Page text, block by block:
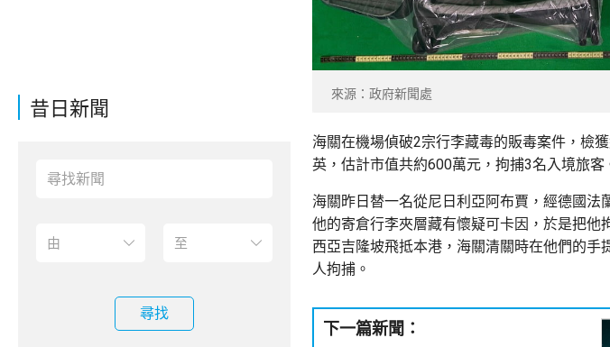
昔日新聞
尋找
來源：政府新聞處
海關在機場偵破2宗行李藏毒的販毒案件，檢
英，估計市值共約600萬元，拘捕3名入境旅客
海關昨日替一名從尼日利亞阿布賈，經德國
他的寄倉行李夾層藏有懷疑可卡因，於是把
西亞吉隆坡飛抵本港，海關清關時在他們的
人拘捕。
下一篇新聞：